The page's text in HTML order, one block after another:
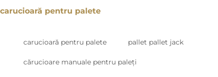
carucioară pentru palete
carucioară pentru palete pallet pallet jack
cărucioare manuale pentru paleți